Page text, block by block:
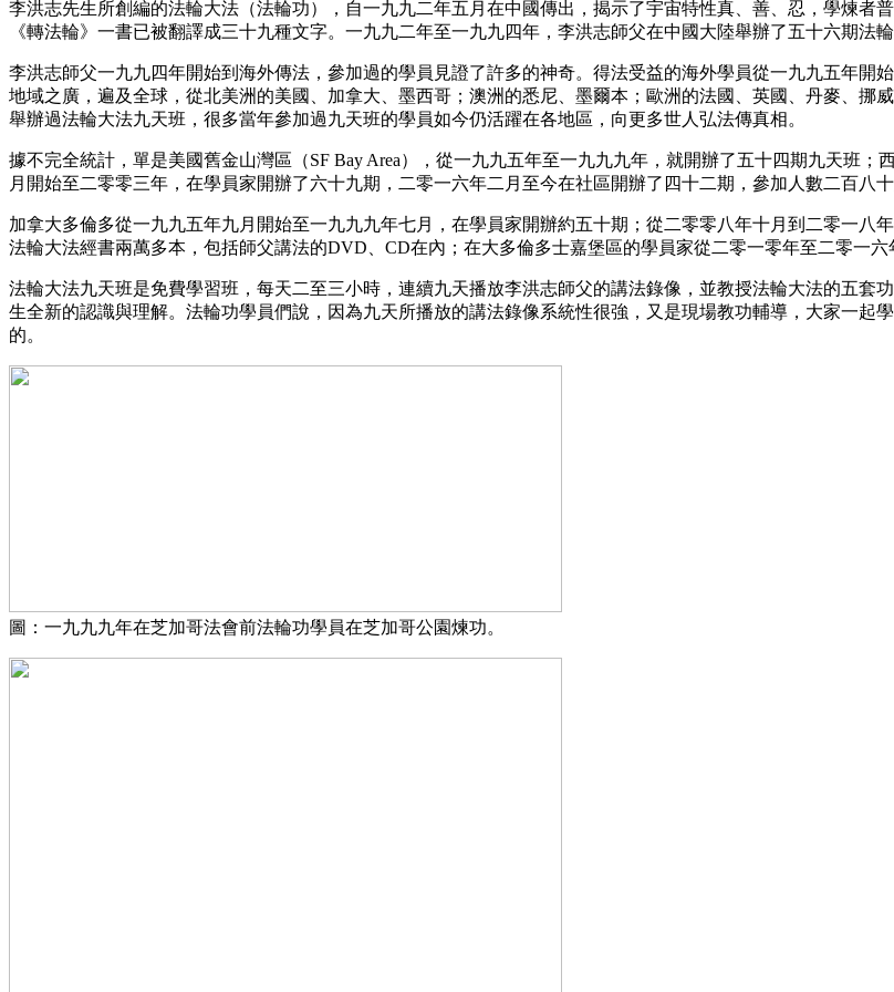
李洪志先生所創編的法輪大法（法輪功），自一九九二年五月在中國傳出，揭示了宇宙特性真、善、忍，學煉者
《轉法輪》一書已被翻譯成三十九種文字。一九九二年至一九九四年，李洪志師父在中國大陸舉辦了五十六期法
李洪志師父一九九四年開始到海外傳法，參加過的學員見證了許多的神奇。得法受益的海外學員從一九九五年開
地域之廣，遍及全球，從北美洲的美國、加拿大、墨西哥；澳洲的悉尼、墨爾本；歐洲的法國、英國、丹麥、
舉辦過法輪大法九天班，很多當年參加過九天班的學員如今仍活躍在各地區，向更多世人弘法傳真相。
據不完全統計，單是美國舊金山灣區（SF Bay Area），從一九九五年至一九九九年，就開辦了五十四期九天班；
月開始至二零零三年，在學員家開辦了六十九期，二零一六年二月至今在社區開辦了四十二期，參加人數二百八十
加拿大多倫多從一九九五年九月開始至一九九九年七月，在學員家開辦約五十期；從二零零八年十月到二零一八
法輪大法經書兩萬多本，包括師父講法的DVD、CD在內；在大多倫多士嘉堡區的學員家從二零一零年至二零一六
法輪大法九天班是免費學習班，每天二至三小時，連續九天播放李洪志師父的講法錄像，並教授法輪大法的五套
生全新的認識與理解。法輪功學員們說，因為九天所播放的講法錄像系統性很強，又是現場教功輔導，大家一起
的。
圖：一九九九年在芝加哥法會前法輪功學員在芝加哥公園煉功。